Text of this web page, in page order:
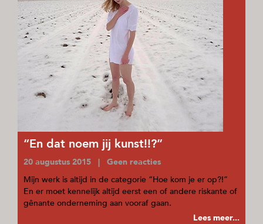
“En dat noem jij kunst!!?”
20 augustus 2015 | Geen reacties
Mijn werk is altijd in de categorie “Hoe kom je er op?!”
En er moet kennelijk altijd eerst een of andere riskante of
gênante onderneming aan vooraf gaan.
Lees meer...